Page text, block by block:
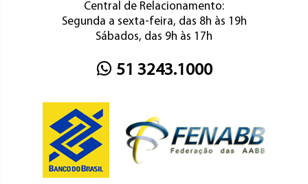
Central de Relacionamento:
Segunda a sexta-feira, das 8h às 19h
Sábados, das 9h às 17h
51 3243.1000